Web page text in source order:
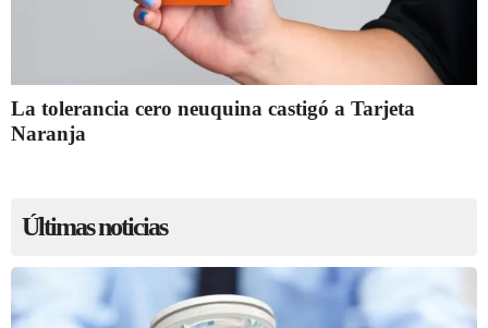
La tolerancia cero neuquina castigó a Tarjeta
Naranja
Últimas noticias